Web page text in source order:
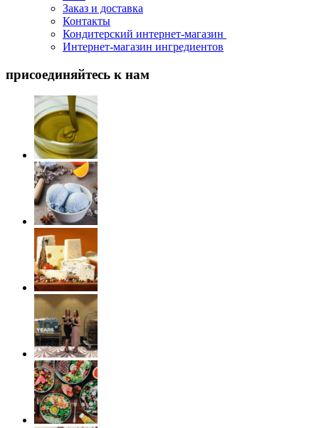
Заказ и доставка
Контакты
Кондитерский интернет-магазин
Интернет-магазин ингредиентов
присоединяйтесь к нам